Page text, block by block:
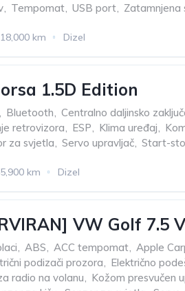
, Tempomat, USB port, Zatamnjena
km Dizel
1.5D Edition
, Bluetooth, Centralno daljinsko
retrovizora, ESP, Klima uređaj,
za svjetla, Servo upravljač, Start-
km Dizel
VW Golf 7.5
, ABS, ACC tempomat, Apple
podizači prozora, Električno
radio na volanu, Kožom presvučen